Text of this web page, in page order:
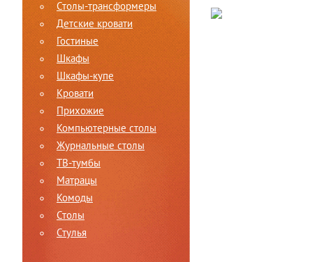
Столы-трансформеры
Детские кровати
Гостиные
Шкафы
Шкафы-купе
Кровати
Прихожие
Компьютерные столы
Журнальные столы
ТВ-тумбы
Матрацы
Комоды
Столы
Стулья